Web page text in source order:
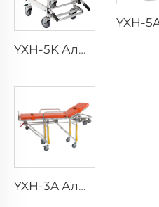
YXH-5K Алюминиевые складные носилки для лестницы в больнице
YXH-3A Алюминиевые складные носилки для тела на тележке